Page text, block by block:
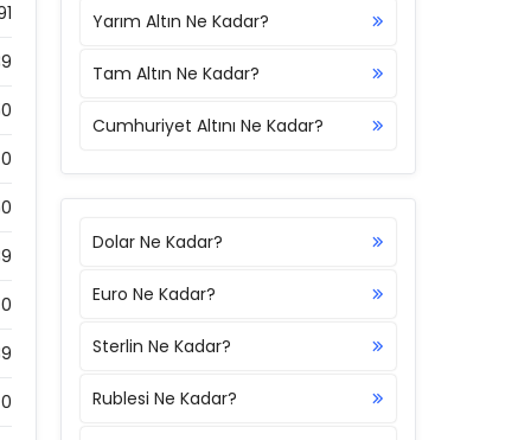
0
0
0
Yarım Altın Ne Kadar?
Tam Altın Ne Kadar?
Cumhuriyet Altını Ne Kadar?
Dolar Ne Kadar?
Euro Ne Kadar?
Sterlin Ne Kadar?
Rublesi Ne Kadar?